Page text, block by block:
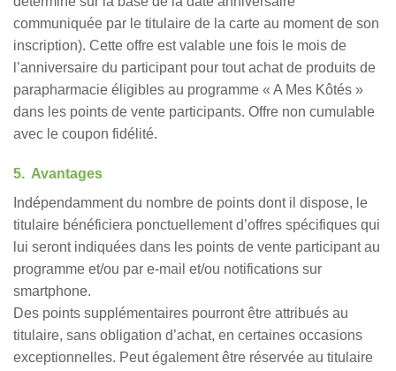
communiquée par le titulaire de la carte au moment de son
inscription). Cette offre est valable une fois le mois de
l’anniversaire du participant pour tout achat de produits de
parapharmacie éligibles au programme « A Mes Kôtés »
dans les points de vente participants. Offre non cumulable
avec le coupon fidélité.
5. Avantages
Indépendamment du nombre de points dont il dispose, le
titulaire bénéficiera ponctuellement d’offres spécifiques qui
lui seront indiquées dans les points de vente participant au
programme et/ou par e-mail et/ou notifications sur
smartphone.
Des points supplémentaires pourront être attribués au
titulaire, sans obligation d’achat, en certaines occasions
exceptionnelles. Peut également être réservée au titulaire